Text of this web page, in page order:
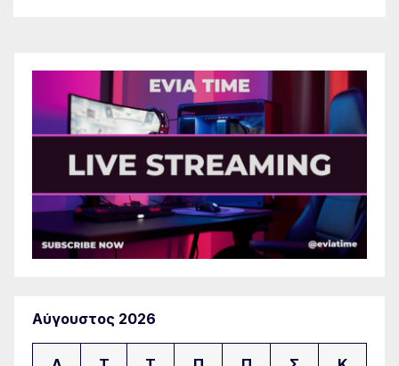
Αύγουστος 2026